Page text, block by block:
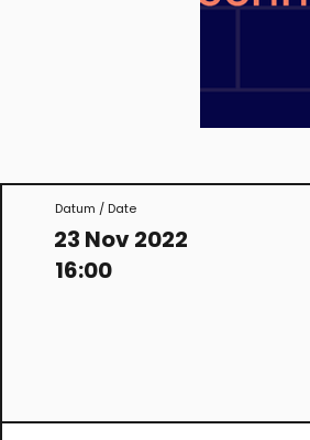
Datum / Date
23 Nov 2022
16:00